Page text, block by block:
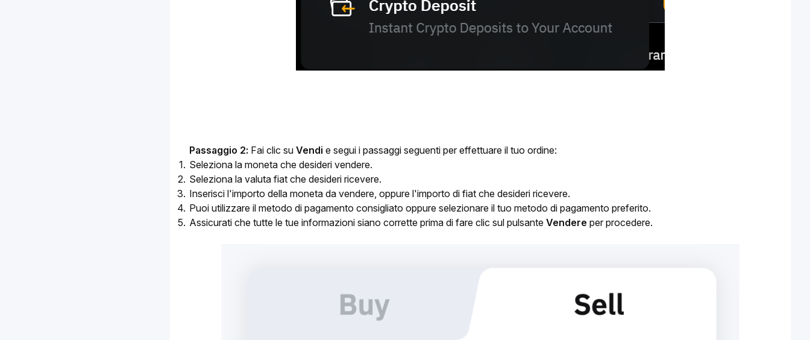
Passaggio 2: Fai clic su Vendi e segui i passaggi seguenti per effettuare il tuo ordine:
Seleziona la moneta che desideri vendere.
Seleziona la valuta fiat che desideri ricevere.
Inserisci l'importo della moneta da vendere, oppure l'importo di fiat che desideri ricevere.
Puoi utilizzare il metodo di pagamento consigliato oppure selezionare il tuo metodo di pagamento preferito.
Assicurati che tutte le tue informazioni siano corrette prima di fare clic sul pulsante Vendere per procedere.